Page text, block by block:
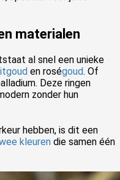
materialen
al snel een unieke
en roségoud. Of
Deze ringen
zonder hun
hebben, is dit een
kleuren die samen één